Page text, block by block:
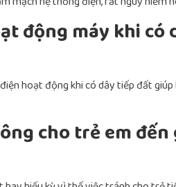
động máy khi có
hoạt động khi có dây tiếp đất
cho trẻ em đến